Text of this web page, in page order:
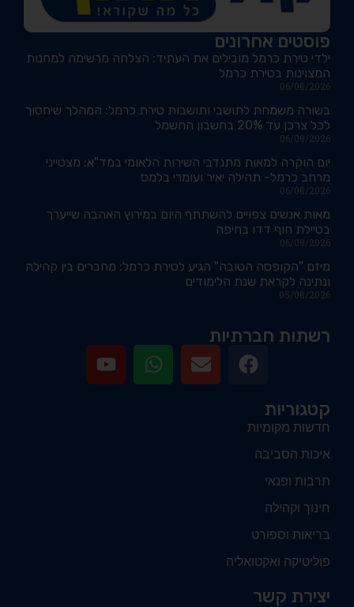
פוסטים אחרונים
ילדי טירת כרמל מובילים את העתיד: הצלחה מרשימה למחנות
המצוינות בטירת כרמל
06/08/2026
בשורה משמחת לתושבי ותושבות טירת כרמל: המהלך שיחסוך
לכל צרכן עד 20% בחשבון החשמל
06/08/2026
יום הוקרה למאות מתנדבי השירות הלאומי במד"א; מצטייני
מרחב כרמל- תהילה יאיר ועומרי בלמס
06/08/2026
מאות אנשים צפויים להשתתף היום במירוץ האהבה שייערך
בטיילת חוף דדו בחיפה
06/08/2026
מיזם "הקופסה הטובה" הגיע לטירת כרמל: מחברים בין קהילה
ונתינה לקראת שנת הלימודים
05/08/2026
רשתות חברתיות
קטגוריות
חדשות מקומיות
איכות הסביבה
תרבות ופנאי
חינוך וקהילה
בריאות וספורט
פוליטיקה ואקטואליה
יצירת קשר